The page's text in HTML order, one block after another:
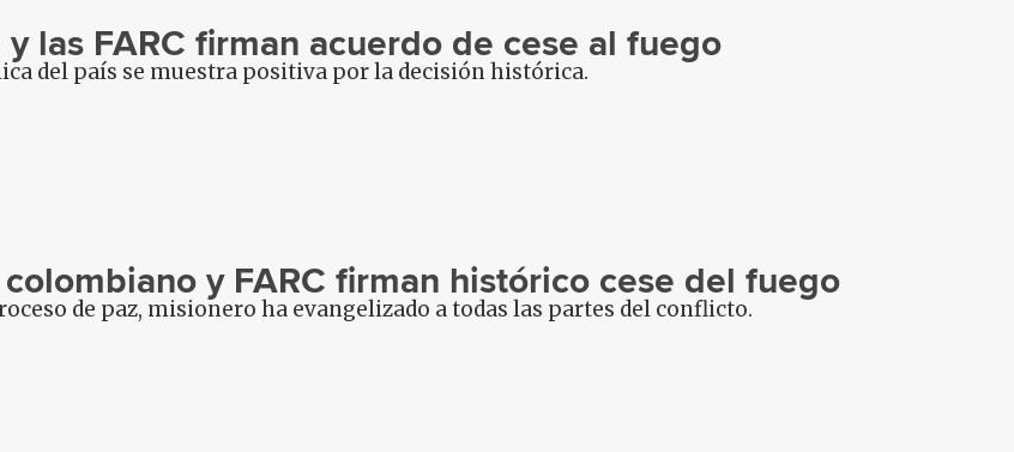
las FARC firman acuerdo de cese al fuego
del país se muestra positiva por la decisión histórica.
y FARC firman histórico cese del fuego
de paz, misionero ha evangelizado a todas las partes del conflicto.